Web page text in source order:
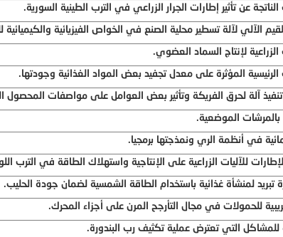
عن تأثير إطارات الجرار الزراعي في الترب الطينية السورية.
الآلي لآلة تسطير محلية الصنع في الخواص الفيزيائية والكيميائية
لإنتاج السماد العضوي.
المؤثرة على معدل تجفيد بعض المواد الغذائية وجودتها.
آلة لحرق الفريكة وتأثير بعض العوامل على مواصفات المحصول
بالمرشات الموضعية.
في أنظمة الري ونمذجتها برمجيا.
للآليات الزراعية على الإنتاجية واستهلاك الطاقة في الترب
تبريد لمنشأة غذائية باستخدام الطاقة الشمسية لضمان جودة الحليب.
للحمولات في مجال التأرجح المرن على أجزاء المحرك.
للمشاكل التي تعترض عملية تكثيف رب البندورة.